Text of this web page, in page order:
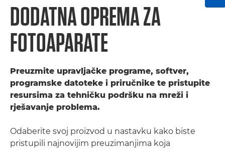
DODATNA OPREMA ZA
FOTOAPARATE
Preuzmite upravljačke programe, softver,
programske datoteke i priručnike te pristupite
resursima za tehničku podršku na mreži i
rješavanje problema.
Odaberite svoj proizvod u nastavku kako biste
pristupili najnovijim preuzimanjima koja